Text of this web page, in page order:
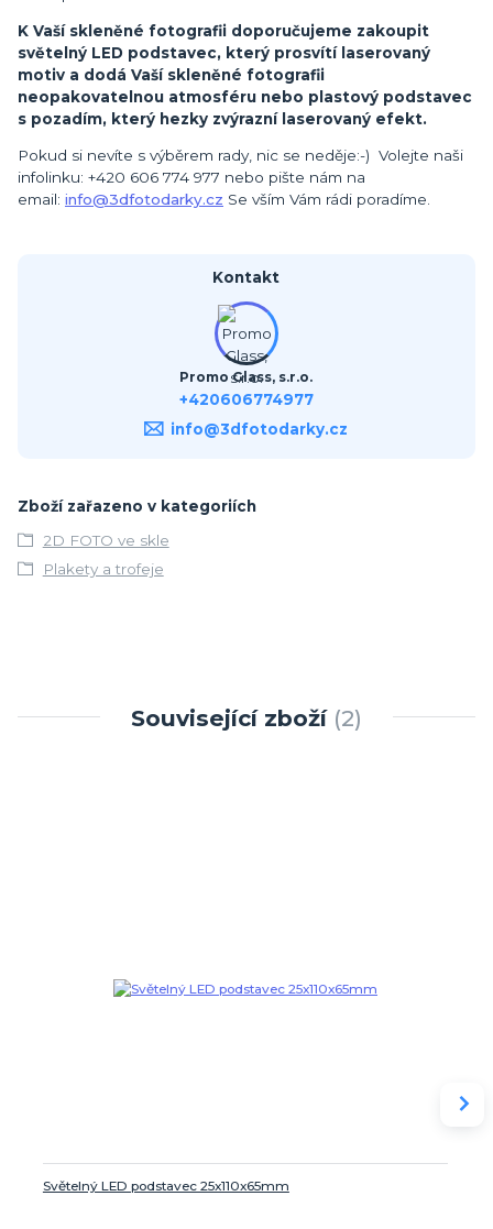
K Vaší skleněné fotografii doporučujeme zakoupit
světelný LED podstavec, který prosvítí laserovaný
motiv a dodá Vaší skleněné fotografii
neopakovatelnou atmosféru nebo plastový podstavec
s pozadím, který hezky zvýrazní laserovaný efekt.
Pokud si nevíte s výběrem rady, nic se neděje:-) Volejte naši
infolinku: +420 606 774 977 nebo pište nám na
email: info@3dfotodarky.cz Se vším Vám rádi poradíme.
Kontakt
Promo Glass, s.r.o.
+420606774977
info@3dfotodarky.cz
Zboží zařazeno v kategoriích
2D FOTO ve skle
Plakety a trofeje
Související zboží 2
Světelný LED podstavec 25x110x65mm